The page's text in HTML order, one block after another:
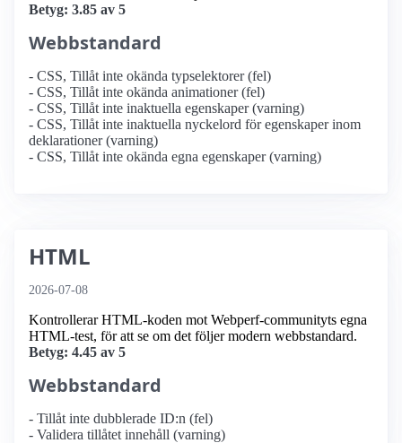
Betyg: 3.85 av 5
Webbstandard
- CSS, Tillåt inte okända typselektorer (fel)
- CSS, Tillåt inte okända animationer (fel)
- CSS, Tillåt inte inaktuella egenskaper (varning)
- CSS, Tillåt inte inaktuella nyckelord för egenskaper inom
deklarationer (varning)
- CSS, Tillåt inte okända egna egenskaper (varning)
HTML
2026-07-08
Kontrollerar HTML-koden mot Webperf-communityts egna
HTML-test, för att se om det följer modern webbstandard.
Betyg: 4.45 av 5
Webbstandard
- Tillåt inte dubblerade ID:n (fel)
- Validera tillåtet innehåll (varning)